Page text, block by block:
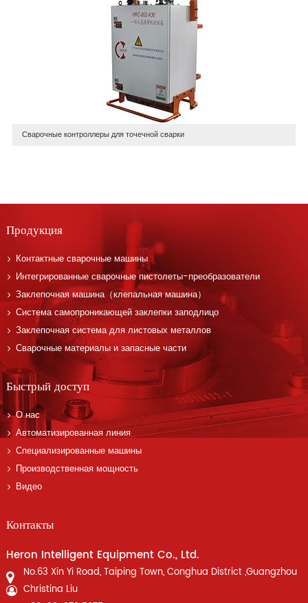
Сварочные контроллеры для точечной сварки
Продукция
Контактные сварочные машины
Интегрированные сварочные пистолеты-преобразователи
Заклепочная машина（клепальная машина）
Система самопроникающей заклепки заподлицо
Заклепочная система для листовых металлов
Сварочные материалы и запасные части
Быстрый доступ
О нас
Автоматизированная линия
Специализированные машины
Производственная мощность
Видео
Контакты
Heron Intelligent Equipment Co., Ltd.
No.63 Xin Yi Road, Taiping Town, Conghua District ,Guangzhou
Christina Liu